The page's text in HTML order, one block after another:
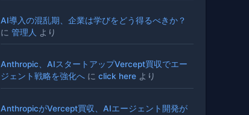
AI導入の混乱期、企業は学びをどう得るべきか？
に 管理人 より
Anthropic、AIスタートアップVercept買収でエー
ジェント戦略を強化へ に click here より
AnthropicがVercept買収、AIエージェント開発が